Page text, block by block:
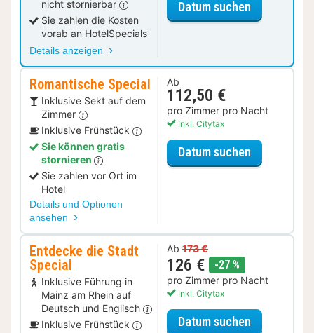
nicht stornierbar
Sie zahlen die Kosten
vorab an HotelSpecials
Details anzeigen
Datum suchen
Romantische Special
Inklusive Sekt auf dem
Zimmer
Inklusive Frühstück
Sie können gratis
stornieren
Sie zahlen vor Ort im
Hotel
Details und Optionen
ansehen
Ab
112,50 €
pro Zimmer pro Nacht
Inkl. Citytax
Datum suchen
Entdecke die Stadt
Special
Inklusive Führung in
Mainz am Rhein auf
Deutsch und Englisch
Inklusive Frühstück
Ab 173 €
126 € -27 %
pro Zimmer pro Nacht
Inkl. Citytax
Datum suchen